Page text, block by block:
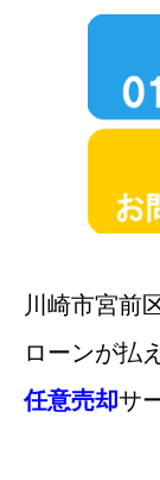
川崎市宮前
ローンが払
任意売却サ